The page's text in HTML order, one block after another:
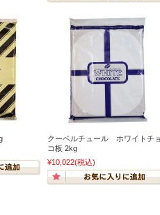
クーベルチュール ホワイトチョ
コ板 2kg
¥10,022(税込)